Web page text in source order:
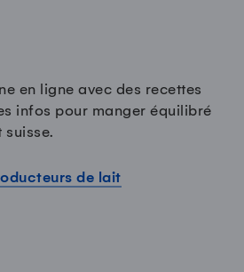
en ligne avec des recettes
infos pour manger équilibré
suisse.
de lait